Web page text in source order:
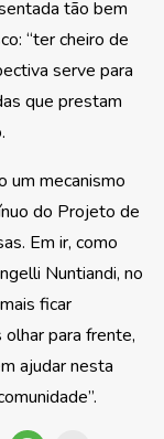
tão bem
“ter cheiro de
serve para
que prestam
um mecanismo
do Projeto de
Em ir, como
Nuntiandi, no
ficar
para frente,
ajudar nesta